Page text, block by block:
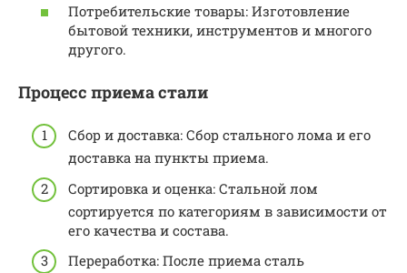
Потребительские товары: Изготовление
бытовой техники, инструментов и многого
другого.
Процесс приема стали
Сбор и доставка: Сбор стального лома и его
доставка на пункты приема.
Сортировка и оценка: Стальной лом
сортируется по категориям в зависимости от
его качества и состава.
Переработка: После приема сталь